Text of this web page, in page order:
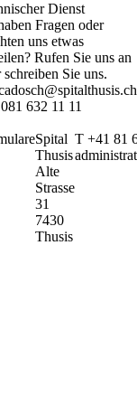
Dienst
Fragen oder
uns etwas
Rufen Sie uns an
schreiben Sie uns.
632 11 11
Spital
Thusis
Alte
Strasse
31
7430
Thusis
T +41 81